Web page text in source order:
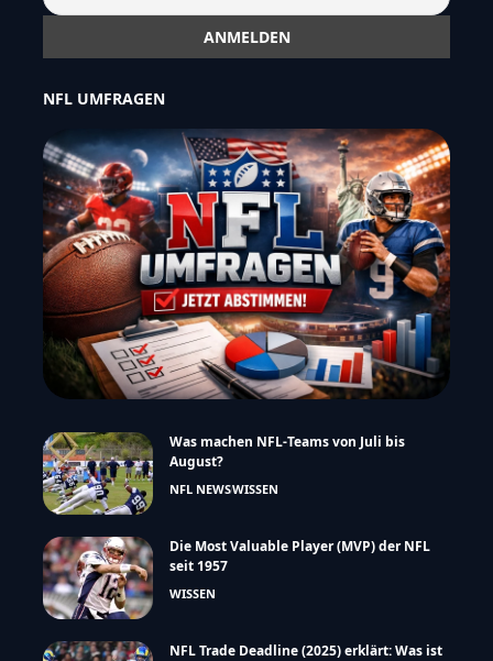
NFL UMFRAGEN
Was machen NFL-Teams von Juli bis
August?
NFL NEWSWISSEN
Die Most Valuable Player (MVP) der NFL
seit 1957
WISSEN
NFL Trade Deadline (2025) erklärt: Was ist